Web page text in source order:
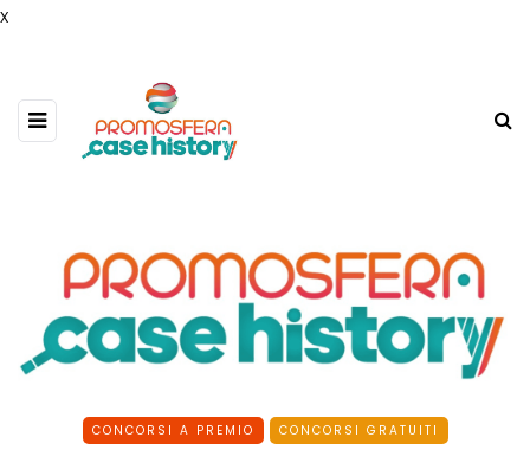
x
CONCORSI A PREMIO CONCORSI GRATUITI